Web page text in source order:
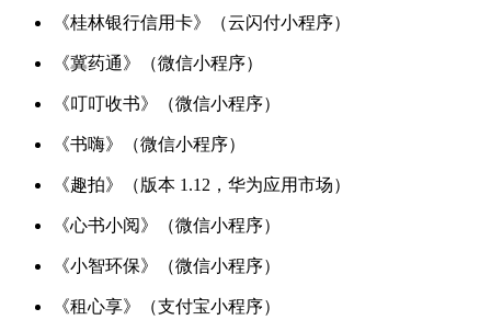
《桂林银行信用卡》（云闪付小程序）
《冀药通》（微信小程序）
《叮叮收书》（微信小程序）
《书嗨》（微信小程序）
《趣拍》（版本 1.12，华为应用市场）
《心书小阅》（微信小程序）
《小智环保》（微信小程序）
《租心享》（支付宝小程序）